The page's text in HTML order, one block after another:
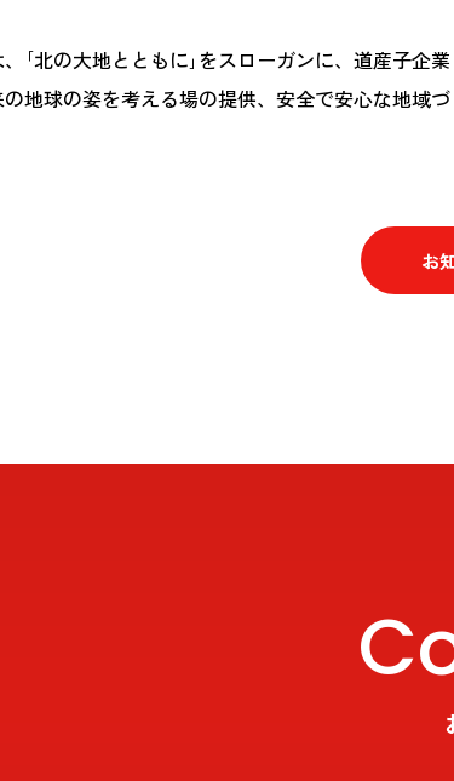
｢北の大地とともに｣をスローガンに、道産子企
地球の姿を考える場の提供、安全で安心な地域
お